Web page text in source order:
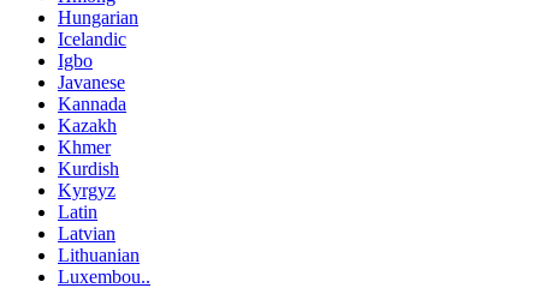
Hungarian
Icelandic
Igbo
Javanese
Kannada
Kazakh
Khmer
Kurdish
Kyrgyz
Latin
Latvian
Lithuanian
Luxembou..